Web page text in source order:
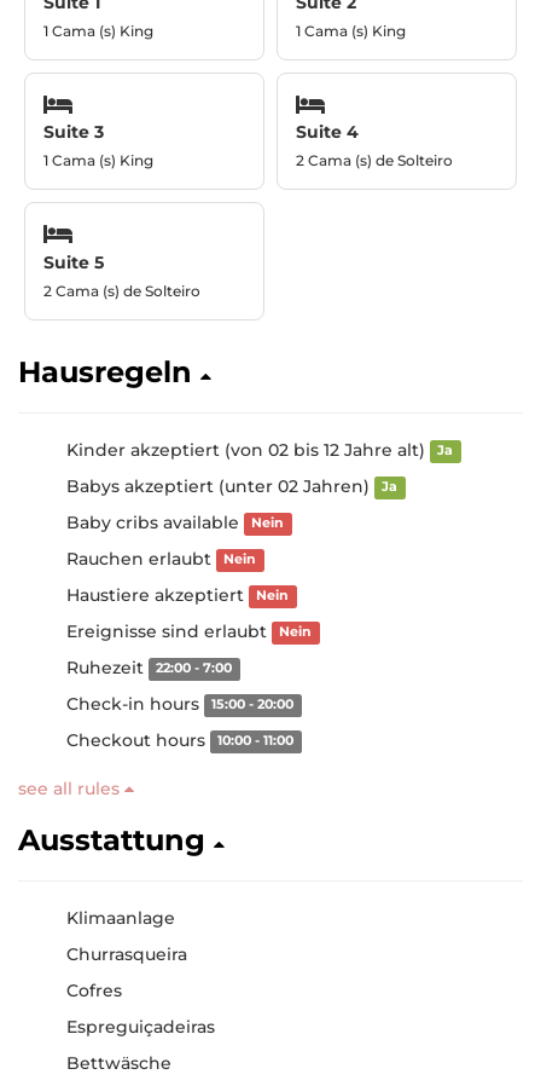
1 Cama (s) King 1 Cama (s) King
Suite 3
1 Cama (s) King
Suite 4
2 Cama (s) de Solteiro
Suite 5
2 Cama (s) de Solteiro
Hausregeln
Kinder akzeptiert (von 02 bis 12 Jahre alt) Ja
Babys akzeptiert (unter 02 Jahren) Ja
Baby cribs available Nein
Rauchen erlaubt Nein
Haustiere akzeptiert Nein
Ereignisse sind erlaubt Nein
Ruhezeit 22:00 - 7:00
Check-in hours 15:00 - 20:00
Checkout hours 10:00 - 11:00
see all rules
Ausstattung
Klimaanlage
Churrasqueira
Cofres
Espreguiçadeiras
Bettwäsche